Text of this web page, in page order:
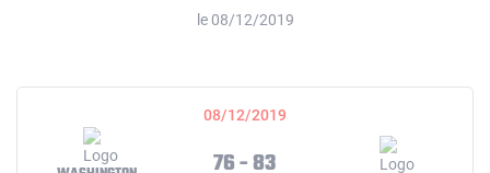
le 08/12/2019
08/12/2019
76 - 83